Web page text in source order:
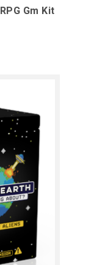
Gm Kit